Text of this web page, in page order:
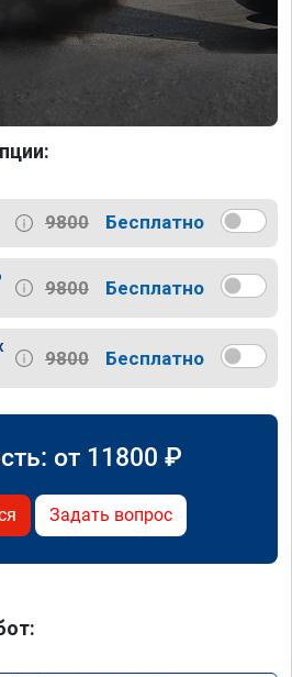
9800 Бесплатно
9800 Бесплатно
9800 Бесплатно
от 11800 ₽
Задать вопрос